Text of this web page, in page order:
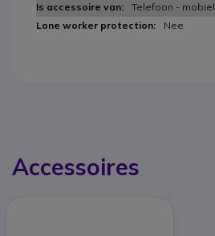
Telefoon - mobiel
Nee
Accessoires